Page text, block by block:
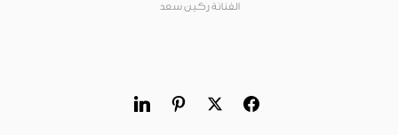
الفنانة ركين سعد